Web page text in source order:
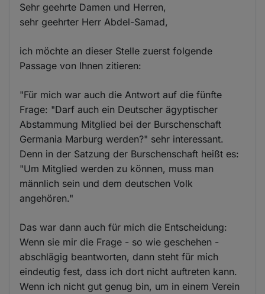
Sehr geehrte Damen und Herren,
sehr geehrter Herr Abdel-Samad,
ich möchte an dieser Stelle zuerst folgende
Passage von Ihnen zitieren:
"Für mich war auch die Antwort auf die fünfte
Frage: "Darf auch ein Deutscher ägyptischer
Abstammung Mitglied bei der Burschenschaft
Germania Marburg werden?" sehr interessant.
Denn in der Satzung der Burschenschaft heißt es:
"Um Mitglied werden zu können, muss man
männlich sein und dem deutschen Volk
angehören."
Das war dann auch für mich die Entscheidung:
Wenn sie mir die Frage - so wie geschehen -
abschlägig beantworten, dann steht für mich
eindeutig fest, dass ich dort nicht auftreten kann.
Wenn ich nicht gut genug bin, um in einem Verein